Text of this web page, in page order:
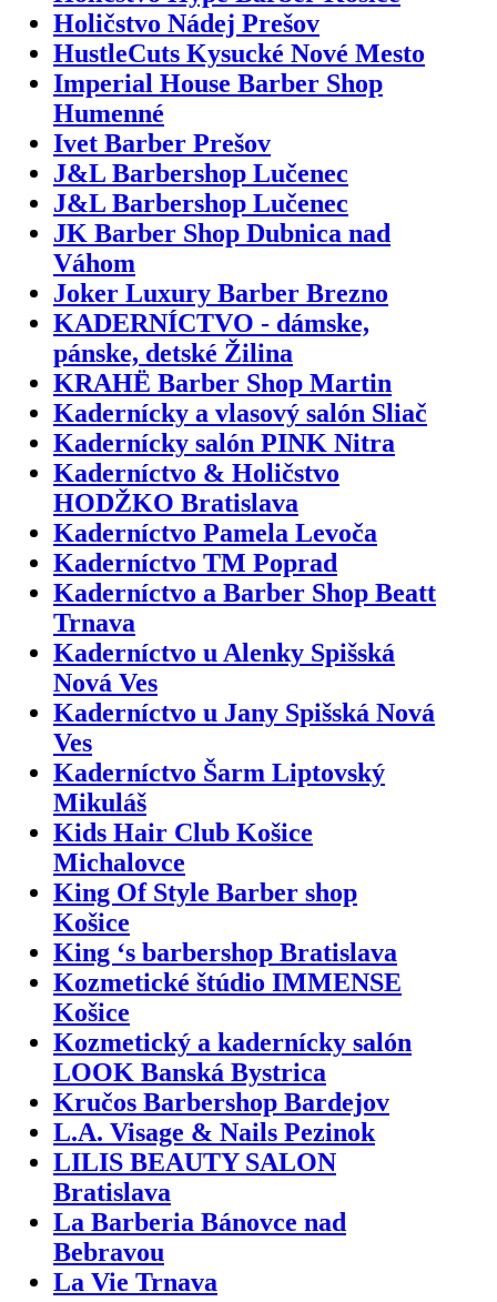
Holičstvo Nádej Prešov
HustleCuts Kysucké Nové Mesto
Imperial House Barber Shop
Humenné
Ivet Barber Prešov
J&L Barbershop Lučenec
J&L Barbershop Lučenec
JK Barber Shop Dubnica nad
Váhom
Joker Luxury Barber Brezno
KADERNÍCTVO - dámske,
pánske, detské Žilina
KRAHË Barber Shop Martin
Kadernícky a vlasový salón Sliač
Kadernícky salón PINK Nitra
Kaderníctvo & Holičstvo
HODŽKO Bratislava
Kaderníctvo Pamela Levoča
Kaderníctvo TM Poprad
Kaderníctvo a Barber Shop Beatt
Trnava
Kaderníctvo u Alenky Spišská
Nová Ves
Kaderníctvo u Jany Spišská Nová
Ves
Kaderníctvo Šarm Liptovský
Mikuláš
Kids Hair Club Košice
Michalovce
King Of Style Barber shop
Košice
King ‘s barbershop Bratislava
Kozmetické štúdio IMMENSE
Košice
Kozmetický a kadernícky salón
LOOK Banská Bystrica
Kručos Barbershop Bardejov
L.A. Visage & Nails Pezinok
LILIS BEAUTY SALON
Bratislava
La Barberia Bánovce nad
Bebravou
La Vie Trnava